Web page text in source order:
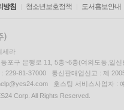
방침 청소년보호정책 도서홍보안내
세라
포구 은행로 11, 5층~6층(여의도동,일신
: 229-81-37000 통신판매업신고 : 제
호스팅 서비스사업자 :
Corp. All Rights Reserved.